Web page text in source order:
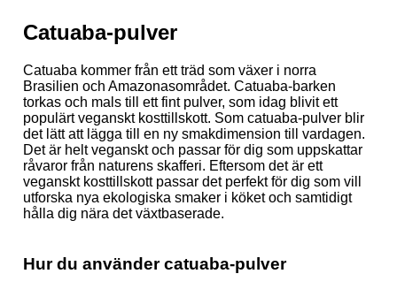
Catuaba-pulver
Catuaba kommer från ett träd som växer i norra
Brasilien och Amazonasområdet. Catuaba-barken
torkas och mals till ett fint pulver, som idag blivit ett
populärt veganskt kosttillskott. Som catuaba-pulver blir
det lätt att lägga till en ny smakdimension till vardagen.
Det är helt veganskt och passar för dig som uppskattar
råvaror från naturens skafferi. Eftersom det är ett
veganskt kosttillskott passar det perfekt för dig som vill
utforska nya ekologiska smaker i köket och samtidigt
hålla dig nära det växtbaserade.
Hur du använder catuaba-pulver